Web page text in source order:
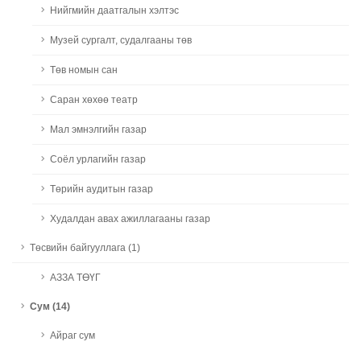
Нийгмийн даатгалын хэлтэс
Музей сургалт, судалгааны төв
Төв номын сан
Саран хөхөө театр
Мал эмнэлгийн газар
Соёл урлагийн газар
Төрийн аудитын газар
Худалдан авах ажиллагааны газар
Төсвийн байгууллага (1)
АЗЗА ТӨҮГ
Сум (14)
Айраг сум